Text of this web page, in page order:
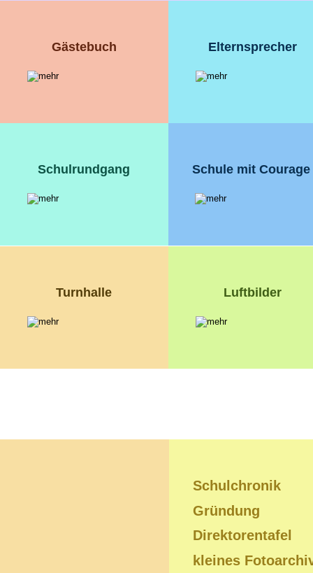
Gästebuch Elternsprecher
Schule mit Courage
Schulrundgang
Turnhalle Luftbilder
Schulchronik
Gründung
Direktorentafel
kleines